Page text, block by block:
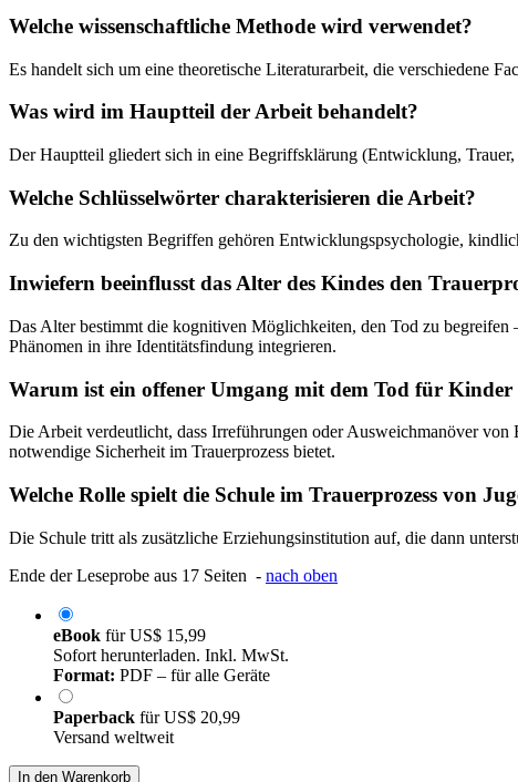
Welche wissenschaftliche Methode wird verwendet?
Es handelt sich um eine theoretische Literaturarbeit, die verschiedene
Was wird im Hauptteil der Arbeit behandelt?
Der Hauptteil gliedert sich in eine Begriffsklärung (Entwicklung,
Welche Schlüsselwörter charakterisieren die Arbeit?
Zu den wichtigsten Begriffen gehören Entwicklungspsychologie,
Inwiefern beeinflusst das Alter des Kindes den
Das Alter bestimmt die kognitiven Möglichkeiten, den Tod zu
Phänomen in ihre Identitätsfindung integrieren.
Warum ist ein offener Umgang mit dem Tod für Kinder
Die Arbeit verdeutlicht, dass Irreführungen oder Ausweichmanöver
notwendige Sicherheit im Trauerprozess bietet.
Welche Rolle spielt die Schule im Trauerprozess von
Die Schule tritt als zusätzliche Erziehungsinstitution auf, die dann
Ende der Leseprobe aus 17 Seiten - nach oben
eBook fürUS$ 15,99
Sofort herunterladen. Inkl. MwSt.
Format: PDF – für alle Geräte
Paperback fürUS$ 20,99
Versand weltweit
In den Warenkorb